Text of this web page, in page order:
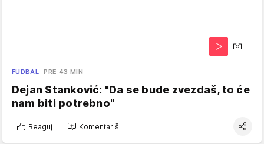
FUDBAL PRE 43 MIN
Dejan Stanković: "Da se bude zvezdaš, to će
nam biti potrebno"
Reaguj Komentariši